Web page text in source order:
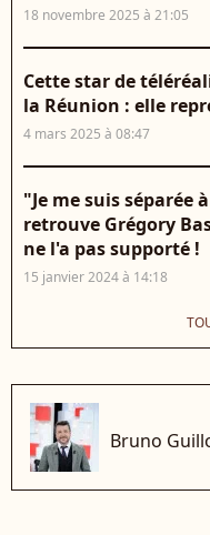
18 novembre 2025 à 21:05
Cette star de
la Réunion : elle
4 mars 2025 à 08:47
"Je me suis séparée
retrouve Grégory
ne l'a pas supporté !
15 janvier 2024 à 14:18
Bruno